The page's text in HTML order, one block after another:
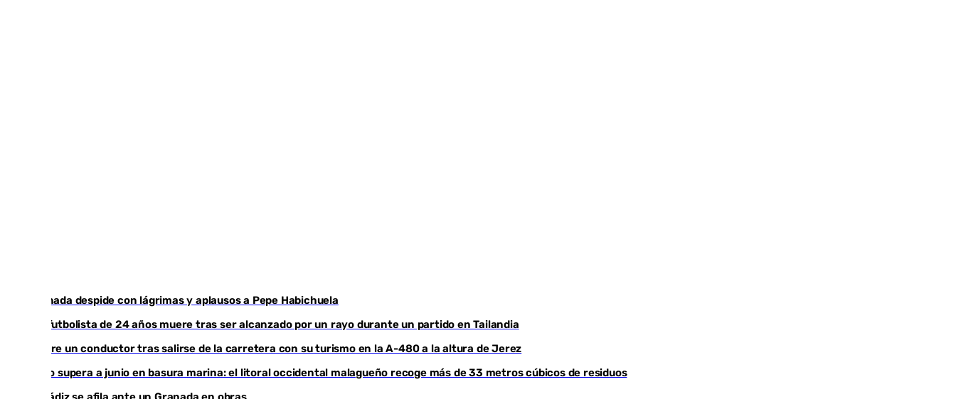
Granada despide con lágrimas y aplausos a Pepe Habichuela
Un futbolista de 24 años muere tras ser alcanzado por un rayo durante un partido en Tailandia
Muere un conductor tras salirse de la carretera con su turismo en la A-480 a la altura de Jerez
Julio supera a junio en basura marina: el litoral occidental malagueño recoge más de 33 metros cúbicos de residuos